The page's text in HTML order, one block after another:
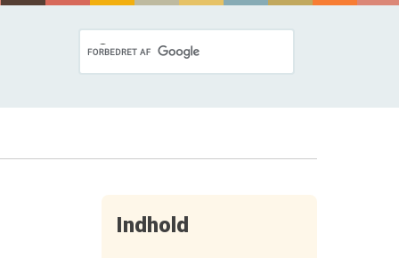
Indhold